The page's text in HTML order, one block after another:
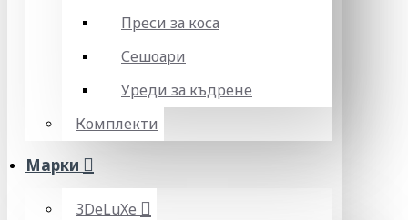
Преси за коса
Сешоари
Уреди за къдрене
Комплекти
Марки
3DeLuXe